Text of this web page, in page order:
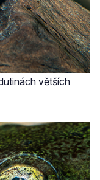
větších